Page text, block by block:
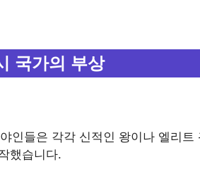
국가의 부상
인들은 각각 신적인 왕이나 엘리
했습니다.